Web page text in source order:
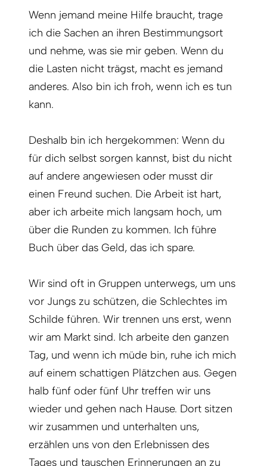
Wenn jemand meine Hilfe braucht, trage
ich die Sachen an ihren Bestimmungsort
und nehme, was sie mir geben. Wenn du
die Lasten nicht trägst, macht es jemand
anderes. Also bin ich froh, wenn ich es tun
kann.
Deshalb bin ich hergekommen: Wenn du
für dich selbst sorgen kannst, bist du nicht
auf andere angewiesen oder musst dir
einen Freund suchen. Die Arbeit ist hart,
aber ich arbeite mich langsam hoch, um
über die Runden zu kommen. Ich führe
Buch über das Geld, das ich spare.
Wir sind oft in Gruppen unterwegs, um uns
vor Jungs zu schützen, die Schlechtes im
Schilde führen. Wir trennen uns erst, wenn
wir am Markt sind. Ich arbeite den ganzen
Tag, und wenn ich müde bin, ruhe ich mich
auf einem schattigen Plätzchen aus. Gegen
halb fünf oder fünf Uhr treffen wir uns
wieder und gehen nach Hause. Dort sitzen
wir zusammen und unterhalten uns,
erzählen uns von den Erlebnissen des
Tages und tauschen Erinnerungen an zu